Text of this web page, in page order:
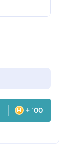
+ 100